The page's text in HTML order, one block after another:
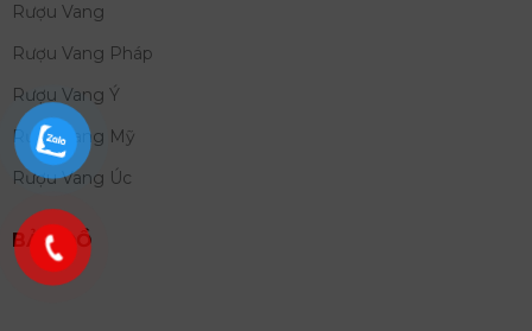
Rượu Vang
Rượu Vang Pháp
Rượu Vang Ý
Rượu Vang Mỹ
Rượu Vang Úc
BẢN ĐỒ